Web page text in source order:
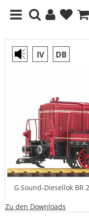
IV DB
G Sound-Diesellok BR
Zu den Downloads